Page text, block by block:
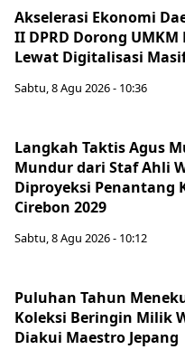
Akselerasi Ekonomi
II DPRD Dorong UMKM
Lewat Digitalisasi
Sabtu, 8 Agu 2026 - 10:36
Langkah Taktis Agus
Mundur dari Staf Ahli
Diproyeksi Penantang
Cirebon 2029
Sabtu, 8 Agu 2026 - 10:12
Puluhan Tahun
Koleksi Beringin Milik
Diakui Maestro Jepang